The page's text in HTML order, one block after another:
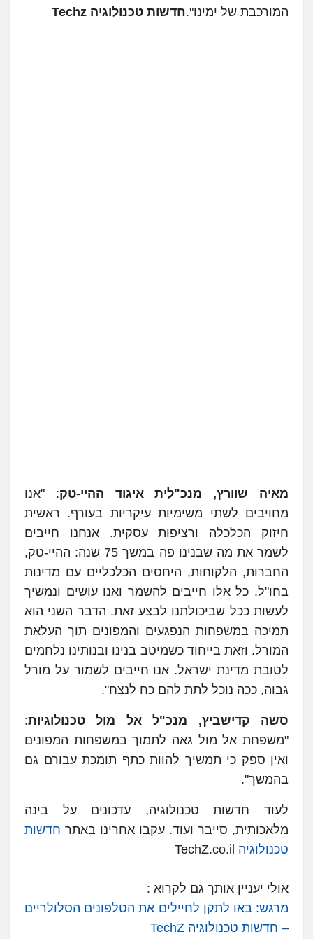
המורכבת של ימינו".חדשות טכנולוגיה Techz
מאיה שוורץ, מנכ"לית איגוד ההיי-טק: "אנו
מחויבים לשתי משימיות עיקריות בעורף. ראשית
חיזוק הכלכלה ורציפות עסקית. אנחנו חייבים
לשמר את מה שבנינו פה במשך 75 שנה: ההיי-טק,
החברות, הלקוחות, היחסים הכלכליים עם מדינות
בחו"ל. כל אלו חייבים להשמר ואנו עושים ונמשיך
לעשות ככל שביכולתנו לבצע זאת. הדבר השני הוא
תמיכה במשפחות הנפגעים והמפונים תוך העלאת
המורל. וזאת בייחוד כשמיטב בנינו ובנותינו נלחמים
לטובת מדינת ישראל. אנו חייבים לשמור על מורל
גבוה, ככה נוכל לתת להם כח לנצח".
סשה קדישביץ, מנכ"ל אל מול טכנולוגיות:
"משפחת אל מול גאה לתמוך במשפחות המפונים
ואין ספק כי תמשיך להוות כתף תומכת עבורם גם
בהמשך".
לעוד חדשות טכנולוגיה, עדכונים על בינה
מלאכותית, סייבר ועוד. עקבו אחרינו באתר חדשות
טכנולוגיה
אולי יעניין אותך גם לקרוא :
מרגש: באו לתקן לחיילים את הטלפונים הסלולריים
– חדשות טכנולוגיה TechZ